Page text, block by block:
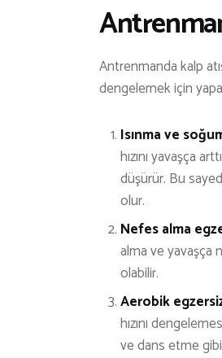
Antrenmanda kalp
dengelemek için
Isınma ve
hızını yavaşça
düşürür. Bu
olur.
Nefes alma
alma ve yavaşça
olabilir.
Aerobik
hızını
ve dans etme